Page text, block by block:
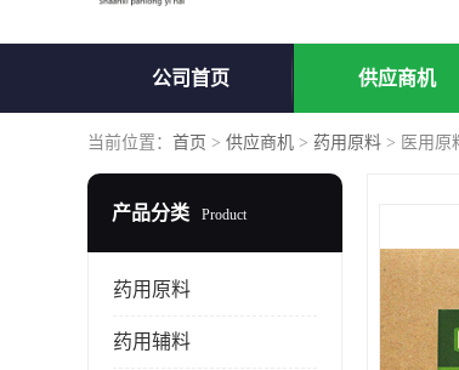
公司首页 供应商机
当前位置： 首页 > 供应商机 > 药用原料 > 医用原
产品分类 Product
药用原料
药用辅料